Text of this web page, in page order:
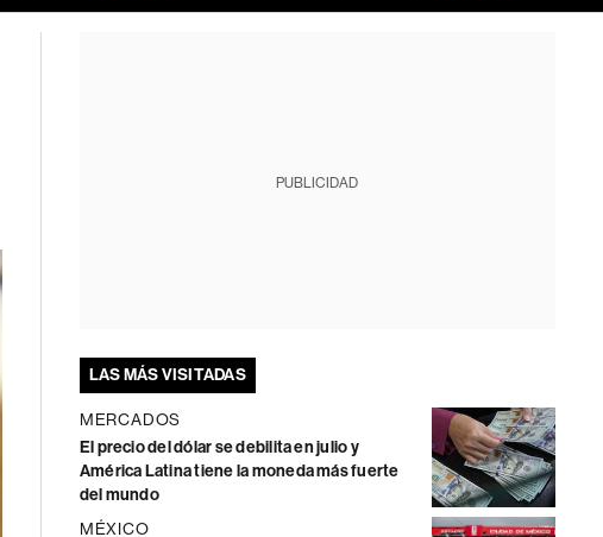
PUBLICIDAD
LAS MÁS VISITADAS
MERCADOS
El precio del dólar se debilita en julio y
América Latina tiene la moneda más fuerte
del mundo
MÉXICO